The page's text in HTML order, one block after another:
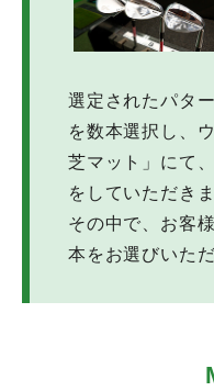
選定されたパタ
を数本選択し、
芝マット」にて
をしていただきま
その中で、お客
本をお選びいただ